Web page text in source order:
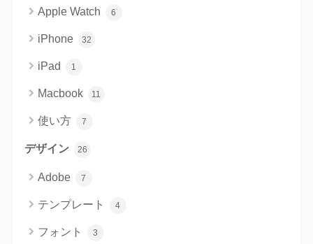
Apple Watch 6
iPhone 32
iPad 1
Macbook 11
使い方 7
デザイン 26
Adobe 7
テンプレート 4
フォント 3